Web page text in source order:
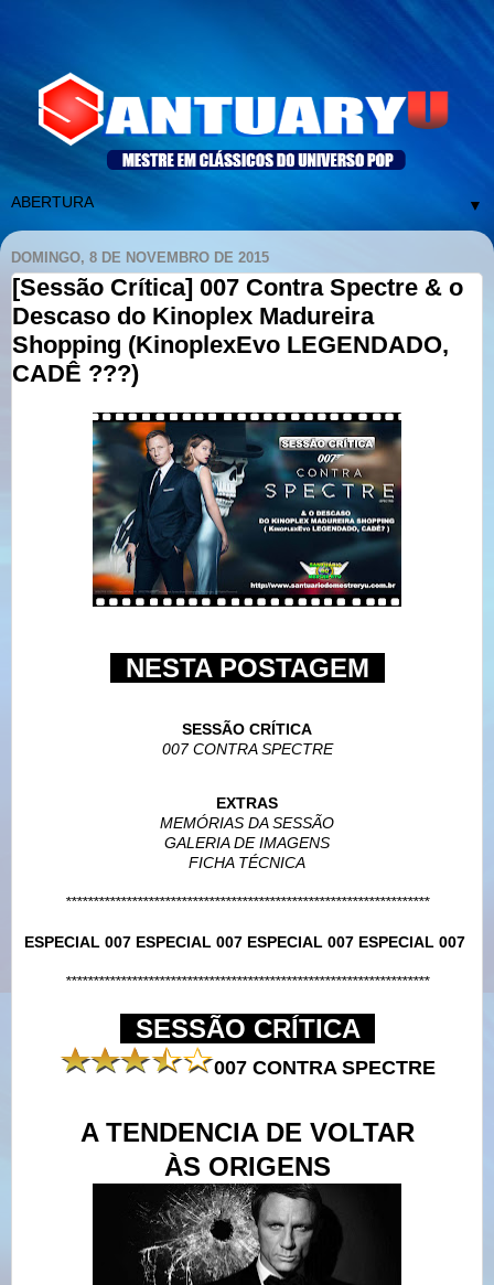
▼
DOMINGO, 8 DE NOVEMBRO DE 2015
[Sessão Crítica] 007 Contra Spectre & o
Descaso do Kinoplex Madureira
Shopping (KinoplexEvo LEGENDADO,
CADÊ ???)
NESTA POSTAGEM
SESSÃO CRÍTICA
007 CONTRA SPECTRE
EXTRAS
MEMÓRIAS DA SESSÃO
GALERIA DE IMAGENS
FICHA TÉCNICA
******************************************************************
ESPECIAL 007 ESPECIAL 007 ESPECIAL 007 ESPECIAL 007
******************************************************************
SESSÃO CRÍTICA
007 CONTRA SPECTRE
A TENDENCIA DE VOLTAR
ÀS ORIGENS